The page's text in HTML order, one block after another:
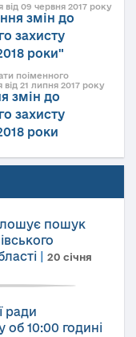
від 09 червня 2017 року
змін до
захисту
роки"
поіменного
від 21 липня 2017 року
змін до
захисту
роки
пошук
20 січня
ради
об 10:00 годині